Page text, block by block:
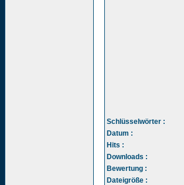
Schlüsselwörter :
Datum :
Hits :
Downloads :
Bewertung :
Dateigröße :